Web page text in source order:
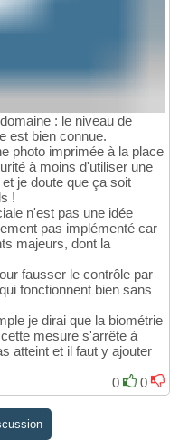
: le niveau de
est bien connue.
photo imprimée à la place
à moins d'utiliser une
je doute que ça soit
!
n'est pas une idée
pas implémenté car
majeurs, dont la
fausser le contrôle par
fonctionnent bien sans
je dirai que la biométrie
mesure s'arrête à
atteint et il faut y ajouter
0
0